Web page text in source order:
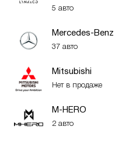
5 авто
Mercedes-Benz
37 авто
Mitsubishi
Нет в продаже
M-HERO
2 авто